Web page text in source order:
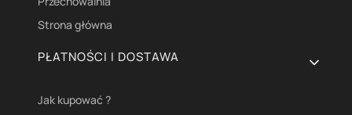
Strona główna
PŁATNOŚCI I DOSTAWA
Jak kupować ?